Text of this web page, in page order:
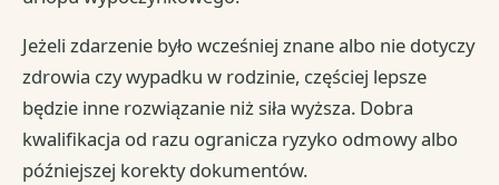
Jeżeli zdarzenie było wcześniej znane albo nie dotyczy
zdrowia czy wypadku w rodzinie, częściej lepsze
będzie inne rozwiązanie niż siła wyższa. Dobra
kwalifikacja od razu ogranicza ryzyko odmowy albo
późniejszej korekty dokumentów.